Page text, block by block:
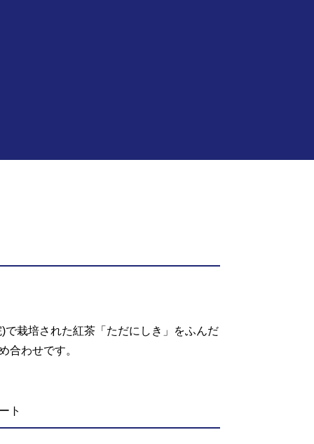
で栽培された紅茶「ただにしき」をふんだ
合わせです。
ト